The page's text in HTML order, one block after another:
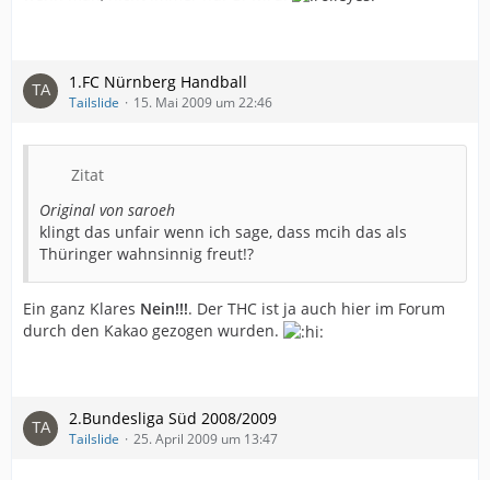
1.FC Nürnberg Handball
Tailslide 15. Mai 2009 um 22:46
Zitat
Original von saroeh
klingt das unfair wenn ich sage, dass mcih das als
Thüringer wahnsinnig freut!?
Ein ganz Klares Nein!!!. Der THC ist ja auch hier im Forum
durch den Kakao gezogen wurden.
2.Bundesliga Süd 2008/2009
Tailslide 25. April 2009 um 13:47